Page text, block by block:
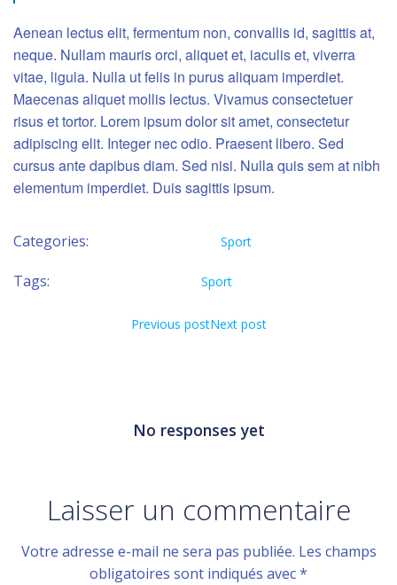
Aenean lectus elit, fermentum non, convallis id, sagittis at,
neque. Nullam mauris orci, aliquet et, iaculis et, viverra
vitae, ligula. Nulla ut felis in purus aliquam imperdiet.
Maecenas aliquet mollis lectus. Vivamus consectetuer
risus et tortor. Lorem ipsum dolor sit amet, consectetur
adipiscing elit. Integer nec odio. Praesent libero. Sed
cursus ante dapibus diam. Sed nisi. Nulla quis sem at nibh
elementum imperdiet. Duis sagittis ipsum.
Categories: Sport
Tags: Sport
Previous postNext post
No responses yet
Laisser un commentaire
Votre adresse e-mail ne sera pas publiée. Les champs
obligatoires sont indiqués avec*